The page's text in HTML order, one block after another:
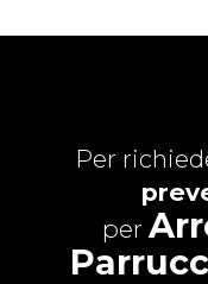
Per
per